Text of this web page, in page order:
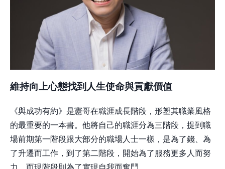
維持向上心態找到人生使命與貢獻價值
《與成功有約》是憲哥在職涯成長階段，形塑其職業風格
的最重要的一本書。他將自己的職涯分為三階段，提到職
場前期第一階段跟大部分的職場人士一樣，是為了錢、為
了升遷而工作，到了第二階段，開始為了服務更多人而努
力，而現階段則為了實現自我而奮鬥。